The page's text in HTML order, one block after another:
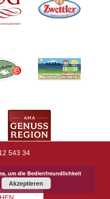
543 34
um die Bedienfreundlichkeit
Akzeptieren